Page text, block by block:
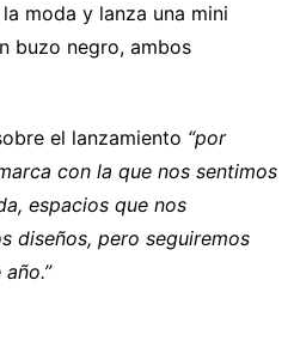
moda y lanza una mini
buzo negro, ambos
el lanzamiento “por
con la que nos sentimos
espacios que nos
diseños, pero seguiremos